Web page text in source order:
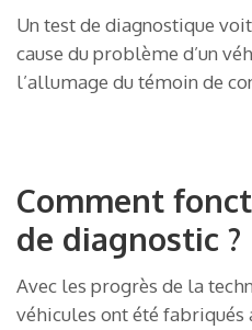
Un test de diagnostique
cause du problème d’un
l’allumage du témoin de
Comment
de diagnostic ?
Avec les progrès de la
véhicules ont été fabriqués